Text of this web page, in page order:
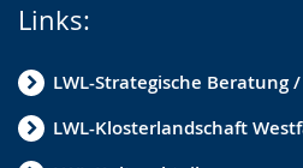
Links:
LWL-Strategische Beratung
LWL-Klosterlandschaft